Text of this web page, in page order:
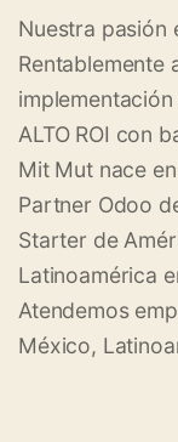
Nuestra pasión
Rentablemente
ALTO ROI con
Mit Mut nace
Partner Odoo
Starter de
Latinoamérica
Atendemos
México,